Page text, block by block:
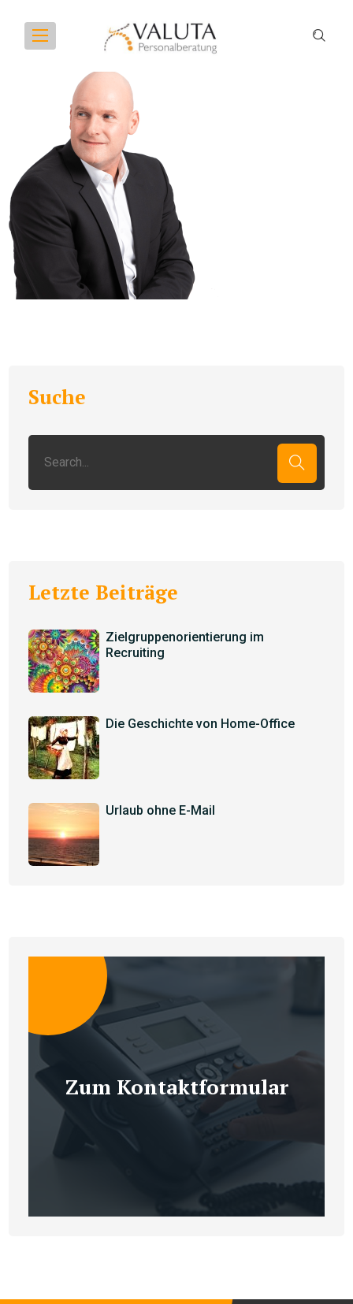
Suche
Letzte Beiträge
Zielgruppenorientierung im
Recruiting
Die Geschichte von Home-Office
Urlaub ohne E-Mail
Zum Kontaktformular